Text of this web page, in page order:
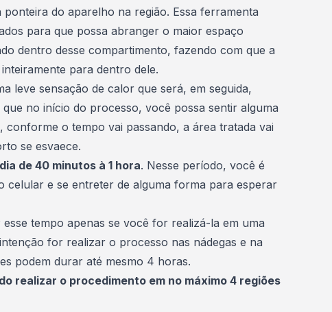
do aparelho na região. Essa ferramenta
para que possa abranger o maior espaço
dentro desse compartimento, fazendo com que a
para dentro dele.
leve sensação de calor que será, em seguida,
no início do processo, você possa sentir alguma
o tempo vai passando, a área tratada vai
se esvaece.
de 40 minutos à 1 hora. Nesse período, você é
celular e se entreter de alguma forma para esperar
tempo apenas se você for realizá-la em uma
for realizar o processo nas nádegas e na
podem durar até mesmo 4 horas.
realizar o procedimento em no máximo 4 regiões